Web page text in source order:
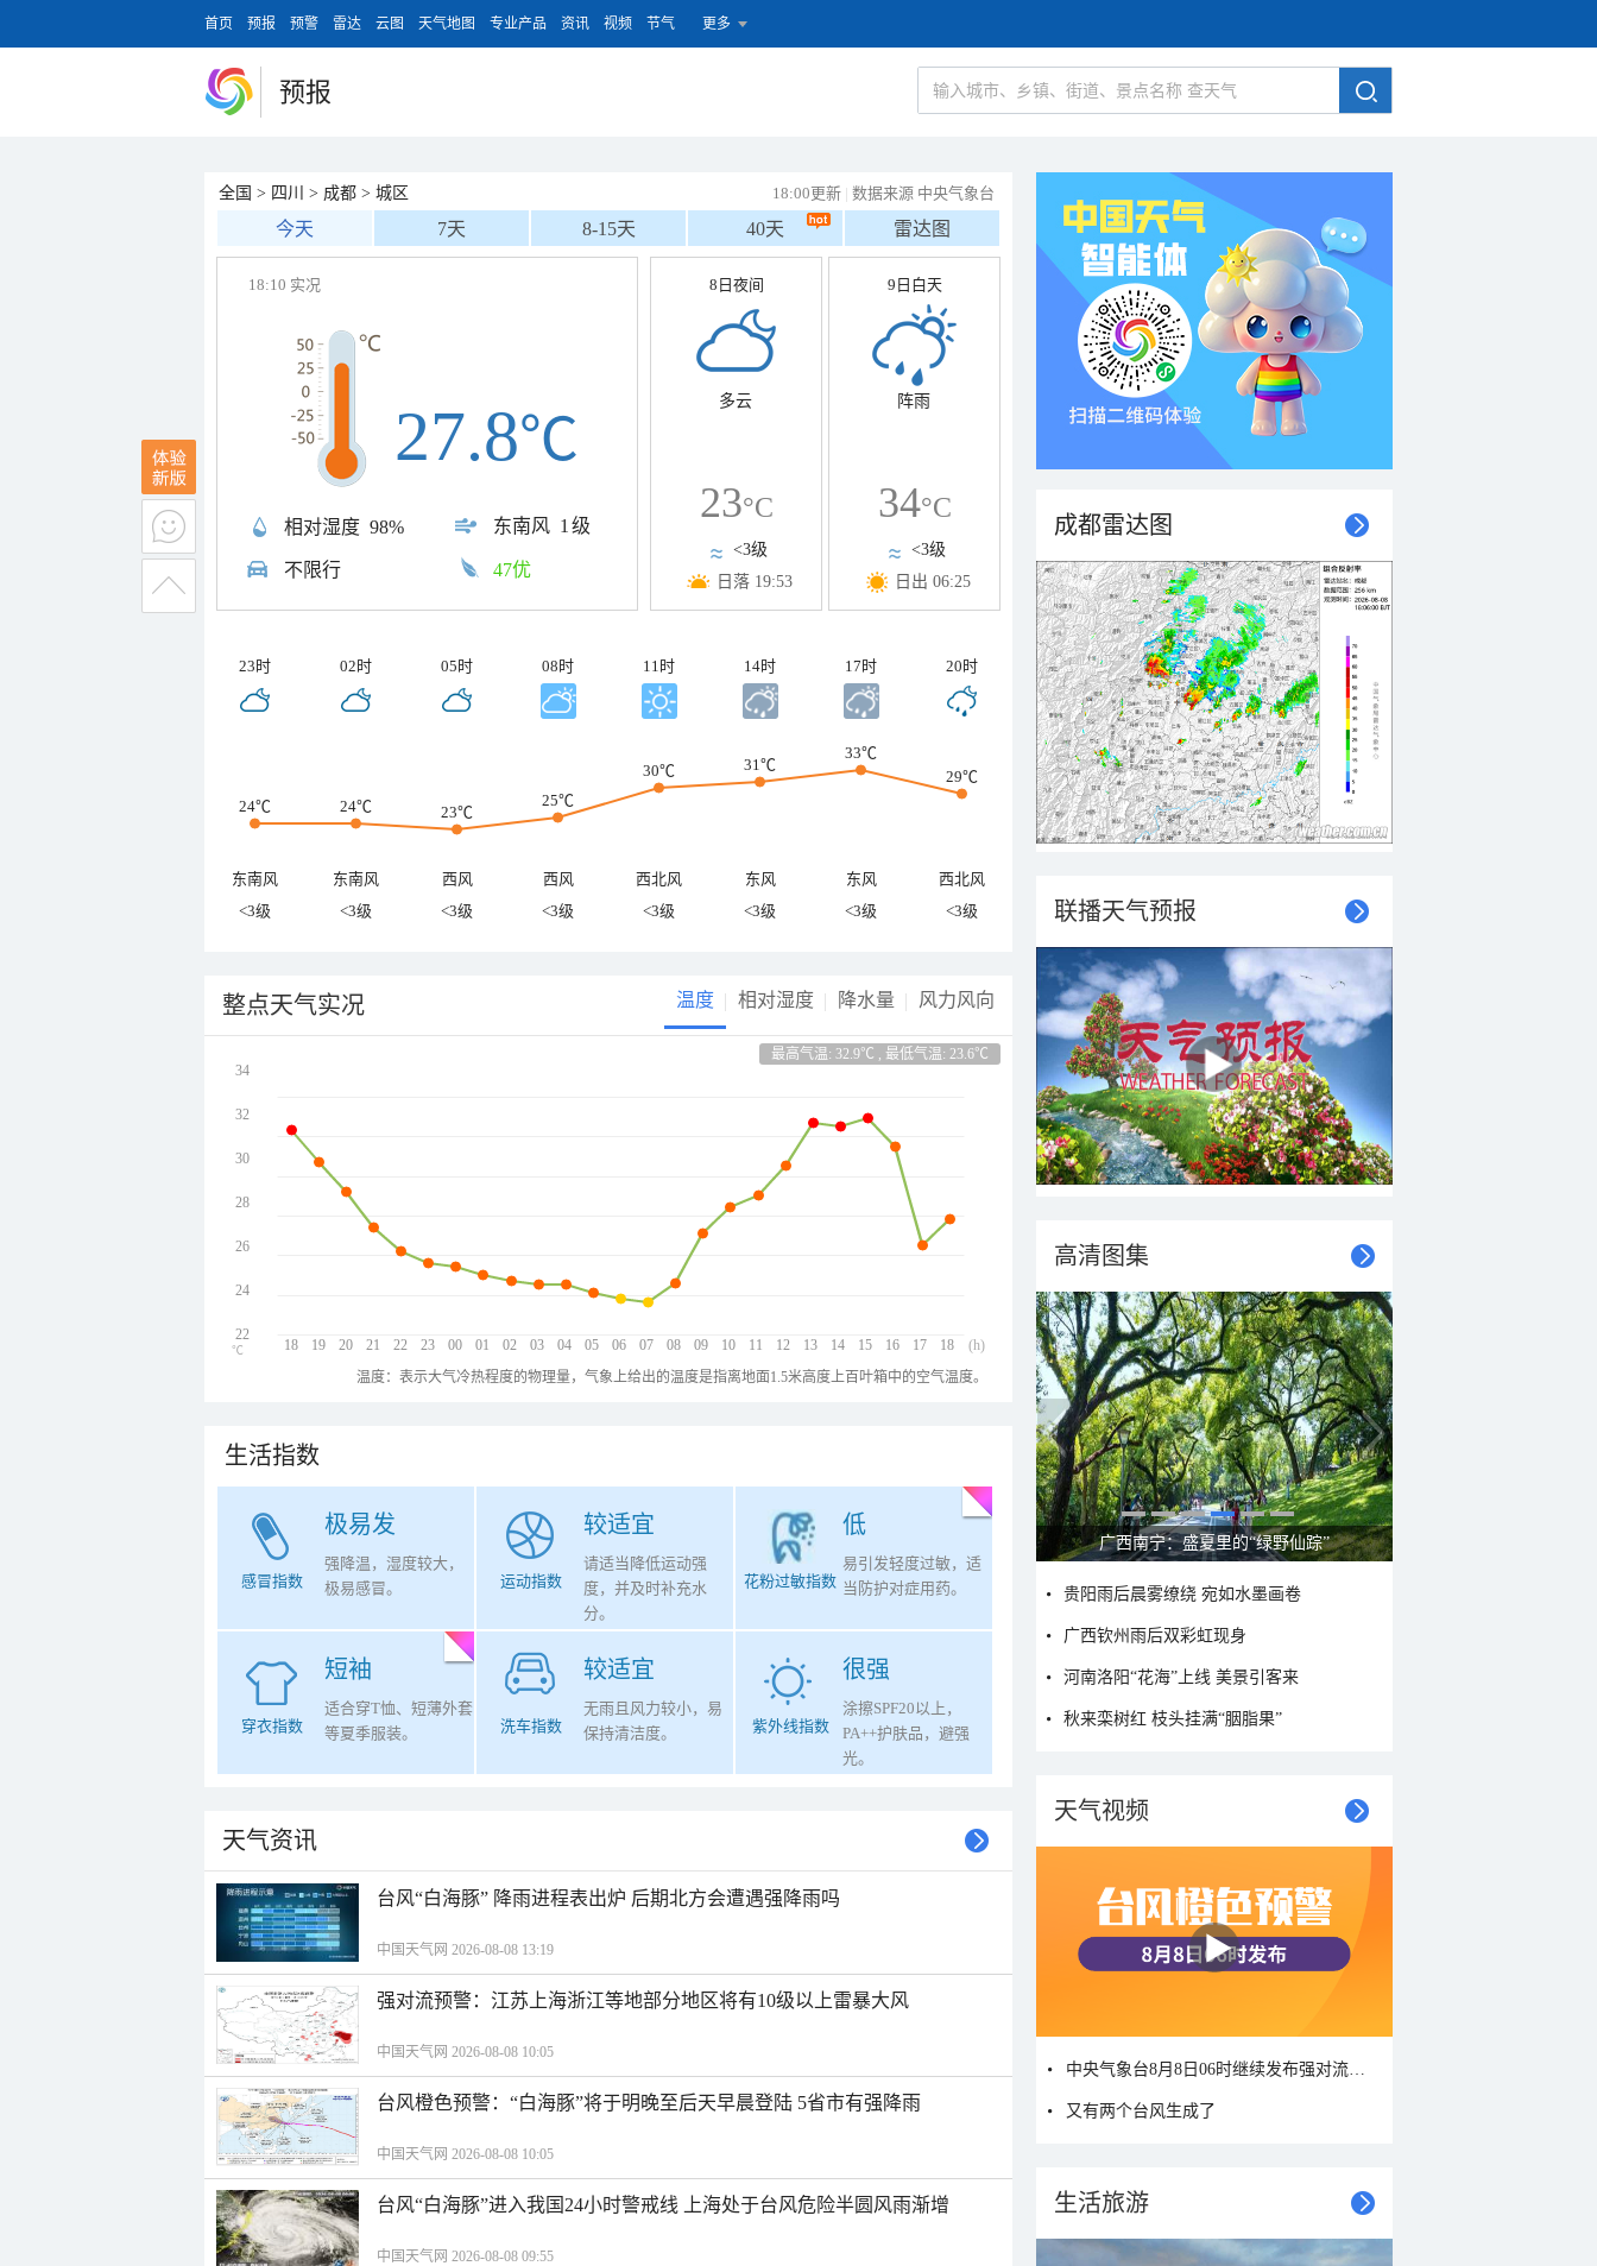
首页 预报 预警 雷达 云图 天气地图 专业产品 资讯 视频 节气 更多
预报
全国 > 四川 > 成都 > 城区 18:00更新 | 数据来源 中央气象台
今天 7天 8-15天 40天 雷达图
18:10 实况
相对湿度 98% 东南风 1级
不限行
27.8℃
47优
8日夜间
多云
23°C
<3级
日落 19:53
9日白天
阵雨
34°C
<3级
日出 06:25
23时 02时 05时 08时 11时 14时 17时 20时
24℃ 24℃ 23℃
25℃
30℃ 31℃
33℃
29℃
东南风 东南风 西风 西风 西北风 东风 东风
西北风
<3级
<3级 <3级 <3级 <3级 <3级 <3级 <3级
整点天气实况 温度 相对湿度 降水量 风力风向
最高气温: 32.9℃ , 最低气温: 23.6℃
18 19 20 21 22 23 00 01 02 03 04 05 06 07 08 09 10 11 12 13 14 15 16 17 18
34
32
30
28
26
24
22
(h)
℃
温度：表示大气冷热程度的物理量，气象上给出的温度是指离地面1.5米高度上百叶箱中的空气温度。
生活指数
极易发
感冒指数
强降温，湿度较大，
极易感冒。
较适宜
运动指数
请适当降低运动强
度，并及时补充水
分。
低
花粉过敏指数
易引发轻度过敏，适
当防护对症用药。
短袖
穿衣指数
适合穿T恤、短薄外套
等夏季服装。
较适宜
洗车指数
无雨且风力较小，易
保持清洁度。
很强
紫外线指数
涂擦SPF20以上，
PA++护肤品，避强
光。
天气资讯
台风“白海豚” 降雨进程表出炉 后期北方会遭遇强降雨吗
中国天气网 2026-08-08 13:19
强对流预警：江苏上海浙江等地部分地区将有10级以上雷暴大风
中国天气网 2026-08-08 10:05
台风橙色预警：“白海豚”将于明晚至后天早晨登陆 5省市有强降雨
中国天气网 2026-08-08 10:05
台风“白海豚”进入我国24小时警戒线 上海处于台风危险半圆风雨渐增
中国天气网 2026-08-08 09:55
成都雷达图
联播天气预报
高清图集
广西南宁：盛夏里的“绿野仙踪”
贵阳雨后晨雾缭绕 宛如水墨画卷
广西钦州雨后双彩虹现身
河南洛阳“花海”上线 美景引客来
秋来栾树红 枝头挂满“胭脂果”
天气视频
又有两个台风生成了
生活旅游